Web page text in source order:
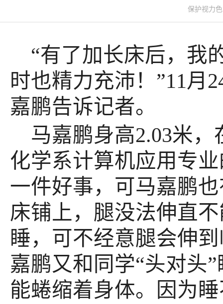
保护视力
“有了加长床后，我
时也精力充沛！”11月
嘉鹏告诉记者。
马嘉鹏身高2.03米
化学系计算机应用专
一件好事，可马嘉鹏
床铺上，腿没法伸直
睡，可不经意腿会伸
嘉鹏又和同学“头对头
能蜷缩着身体。因为